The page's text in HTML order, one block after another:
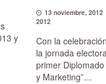
y
13 noviembre, 2012
2012
Con la
la jornada
primer
y Marketing”…